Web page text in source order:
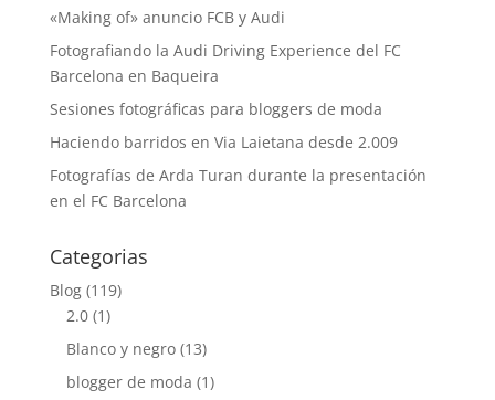
«Making of» anuncio FCB y Audi
Fotografiando la Audi Driving Experience del FC
Barcelona en Baqueira
Sesiones fotográficas para bloggers de moda
Haciendo barridos en Via Laietana desde 2.009
Fotografías de Arda Turan durante la presentación
en el FC Barcelona
Categorias
Blog(119)
2.0(1)
Blanco y negro(13)
blogger de moda (1)